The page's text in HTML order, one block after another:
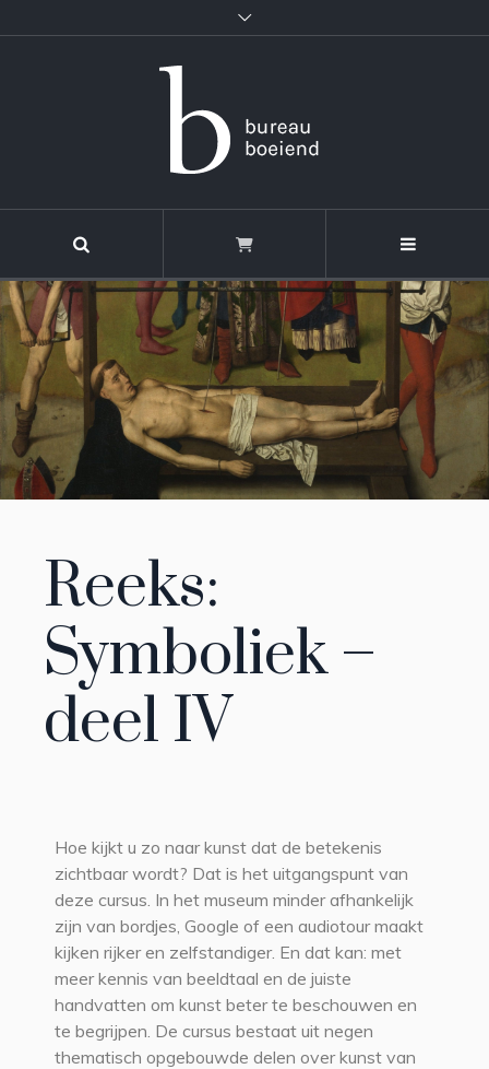
Reeks:
Symboliek –
deel IV
Hoe kijkt u zo naar kunst dat de betekenis
zichtbaar wordt? Dat is het uitgangspunt van
deze cursus. In het museum minder afhankelijk
zijn van bordjes, Google of een audiotour maakt
kijken rijker en zelfstandiger. En dat kan: met
meer kennis van beeldtaal en de juiste
handvatten om kunst beter te beschouwen en
te begrijpen. De cursus bestaat uit negen
thematisch opgebouwde delen over kunst van